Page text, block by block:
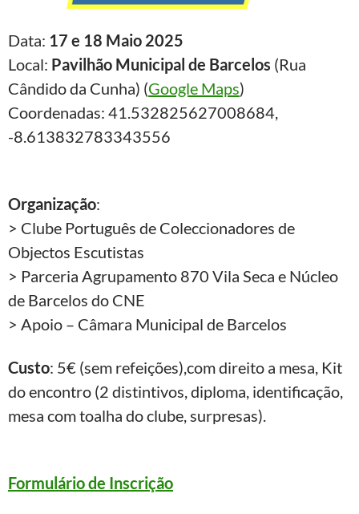
Data: 17 e 18 Maio 2025
Local: Pavilhão Municipal de Barcelos (Rua
Cândido da Cunha) (Google Maps)
Coordenadas: 41.532825627008684,
-8.613832783343556
Organização:
> Clube Português de Coleccionadores de
Objectos Escutistas
> Parceria Agrupamento 870 Vila Seca e Núcleo
de Barcelos do CNE
> Apoio – Câmara Municipal de Barcelos
Custo: 5€ (sem refeições),com direito a mesa, Kit
do encontro (2 distintivos, diploma, identificação,
mesa com toalha do clube, surpresas).
Formulário de Inscrição